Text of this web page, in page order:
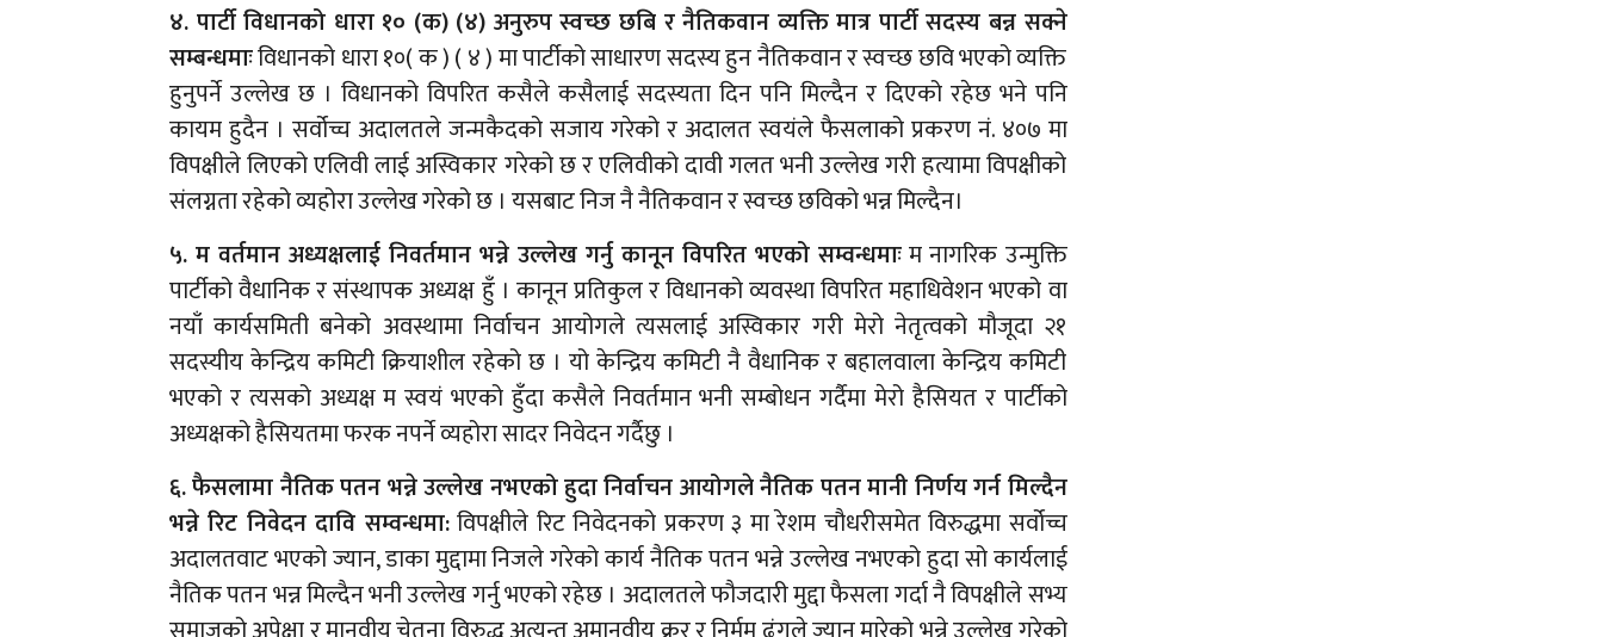
४. पार्टी विधानको धारा १० (क) (४) अनुरुप स्वच्छ छबि र नैतिकवान व्यक्ति मात्र पार्टी सदस्य बन्न सक्ने
सम्बन्धमाःविधानको धारा १०( क ) ( ४ ) मा पार्टीको साधारण सदस्य हुन नैतिकवान र स्वच्छ छवि भएको व्यक्ति
हुनुपर्ने उल्लेख छ । विधानको विपरित कसैले कसैलाई सदस्यता दिन पनि मिल्दैन र दिएको रहेछ भने पनि
कायम हुदैन । सर्वोच्च अदालतले जन्मकैदको सजाय गरेको र अदालत स्वयंले फैसलाको प्रकरण नं. ४०७ मा
विपक्षीले लिएको एलिवी लाई अस्विकार गरेको छ र एलिवीको दावी गलत भनी उल्लेख गरी हत्यामा विपक्षीको
संलग्नता रहेको व्यहोरा उल्लेख गरेको छ । यसबाट निज नै नैतिकवान र स्वच्छ छविको भन्न मिल्दैन।
५. म वर्तमान अध्यक्षलाई निवर्तमान भन्ने उल्लेख गर्नु कानून विपरित भएको सम्वन्धमाःम नागरिक उन्मुक्ति
पार्टीको वैधानिक र संस्थापक अध्यक्ष हुँ । कानून प्रतिकुल र विधानको व्यवस्था विपरित महाधिवेशन भएको वा
नयाँ कार्यसमिती बनेको अवस्थामा निर्वाचन आयोगले त्यसलाई अस्विकार गरी मेरो नेतृत्वको मौजूदा २१
सदस्यीय केन्द्रिय कमिटी क्रियाशील रहेको छ । यो केन्द्रिय कमिटी नै वैधानिक र बहालवाला केन्द्रिय कमिटी
भएको र त्यसको अध्यक्ष म स्वयं भएको हुँदा कसैले निवर्तमान भनी सम्बोधन गर्दैमा मेरो हैसियत र पार्टीको
अध्यक्षको हैसियतमा फरक नपर्ने व्यहोरा सादर निवेदन गर्दैछु ।
६. फैसलामा नैतिक पतन भन्ने उल्लेख नभएको हुदा निर्वाचन आयोगले नैतिक पतन मानी निर्णय गर्न मिल्दैन
भन्ने रिट निवेदन दावि सम्वन्धमा:विपक्षीले रिट निवेदनको प्रकरण ३ मा रेशम चौधरीसमेत विरुद्धमा सर्वोच्च
अदालतवाट भएको ज्यान, डाका मुद्दामा निजले गरेको कार्य नैतिक पतन भन्ने उल्लेख नभएको हुदा सो कार्यलाई
नैतिक पतन भन्न मिल्दैन भनी उल्लेख गर्नु भएको रहेछ । अदालतले फौजदारी मुद्दा फैसला गर्दा नै विपक्षीले सभ्य